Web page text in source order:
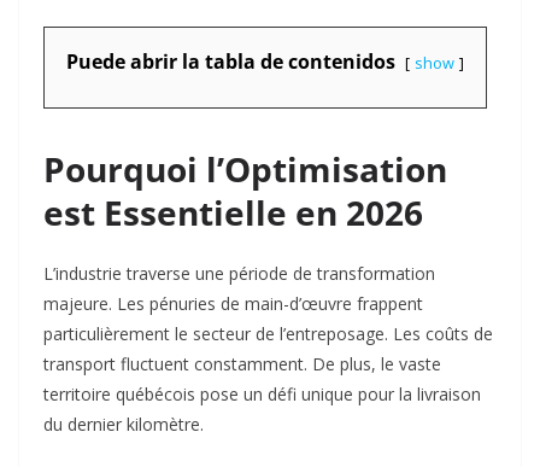
Puede abrir la tabla de contenidos show
Pourquoi l’Optimisation
est Essentielle en 2026
L’industrie traverse une période de transformation
majeure. Les pénuries de main-d’œuvre frappent
particulièrement le secteur de l’entreposage. Les coûts de
transport fluctuent constamment. De plus, le vaste
territoire québécois pose un défi unique pour la livraison
du dernier kilomètre.